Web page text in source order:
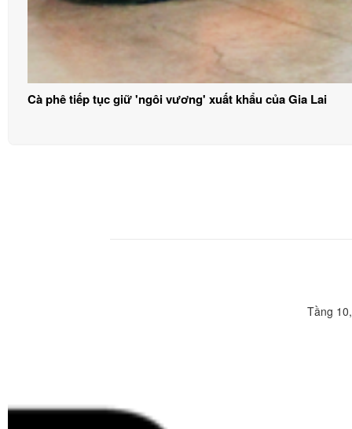
Cà phê tiếp tục giữ 'ngôi vương' xuất khẩu của Gia Lai
Tầng